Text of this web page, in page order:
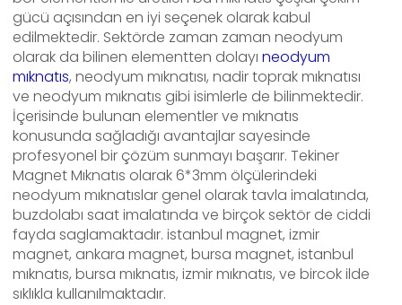
gücü açısından en iyi seçenek olarak kabul
edilmektedir. Sektörde zaman zaman neodyum
olarak da bilinen elementten dolayı neodyum
mıknatıs, neodyum mıknatısı, nadir toprak mıknatısı
ve neodyum mıknatıs gibi isimlerle de bilinmektedir.
İçerisinde bulunan elementler ve mıknatıs
konusunda sağladığı avantajlar sayesinde
profesyonel bir çözüm sunmayı başarır. Tekiner
Magnet Mıknatıs olarak 6*3mm ölçülerindeki
neodyum mıknatıslar genel olarak tavla imalatında,
buzdolabı saat imalatında ve birçok sektör de ciddi
fayda saglamaktadır. istanbul magnet, izmir
magnet, ankara magnet, bursa magnet, istanbul
mıknatıs, bursa mıknatıs, izmir mıknatıs, ve bircok ilde
sıklıkla kullanılmaktadır.